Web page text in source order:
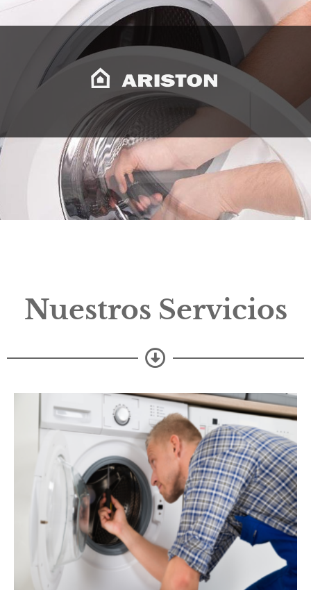
Nuestros Servicios